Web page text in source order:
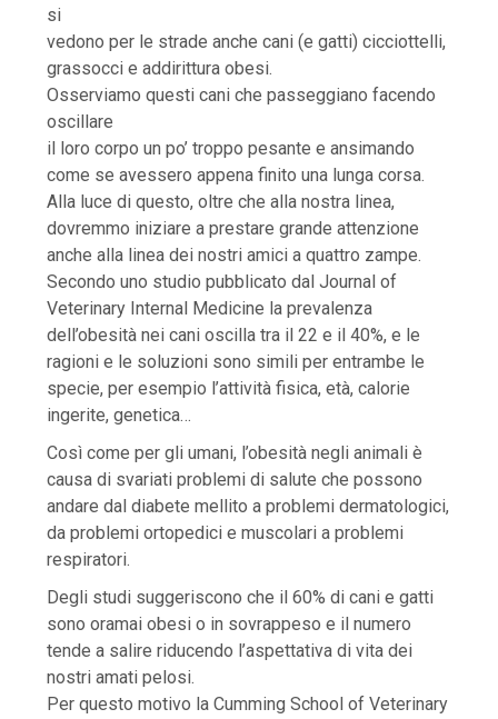
si
vedono per le strade anche cani (e gatti) cicciottelli,
grassocci e addirittura obesi.
Osserviamo questi cani che passeggiano facendo
oscillare
il loro corpo un po’ troppo pesante e ansimando
come se avessero appena finito una lunga corsa.
Alla luce di questo, oltre che alla nostra linea,
dovremmo iniziare a prestare grande attenzione
anche alla linea dei nostri amici a quattro zampe.
Secondo uno studio pubblicato dal Journal of
Veterinary Internal Medicine la prevalenza
dell’obesità nei cani oscilla tra il 22 e il 40%, e le
ragioni e le soluzioni sono simili per entrambe le
specie, per esempio l’attività fisica, età, calorie
ingerite, genetica…
Così come per gli umani, l’obesità negli animali è
causa di svariati problemi di salute che possono
andare dal diabete mellito a problemi dermatologici,
da problemi ortopedici e muscolari a problemi
respiratori.
Degli studi suggeriscono che il 60% di cani e gatti
sono oramai obesi o in sovrappeso e il numero
tende a salire riducendo l’aspettativa di vita dei
nostri amati pelosi.
Per questo motivo la Cumming School of Veterinary